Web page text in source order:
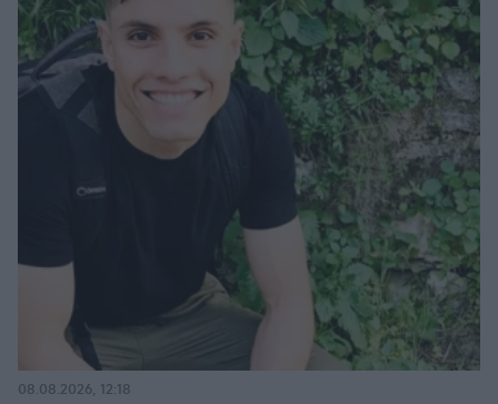
08.08.2026, 12:18